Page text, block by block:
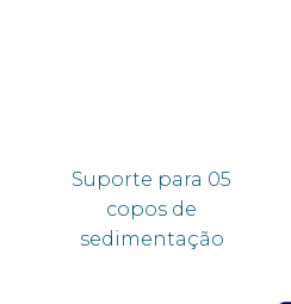
Suporte para 05
copos de
sedimentação